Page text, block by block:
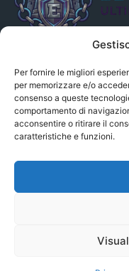
Per fornire le migliori
per memorizzare e/o
consenso a queste
comportamento di
acconsentire o ritirare il
caratteristiche e funzioni.
indirettamente, alle
ritenuto responsabile ad
altresì che le notizie
intendersi in alcun
eccezione degli
© Copyright 2022 -